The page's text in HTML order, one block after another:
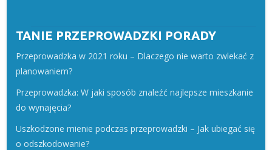
TANIE PRZEPROWADZKI PORADY
Przeprowadzka w 2021 roku – Dlaczego nie warto zwlekać z
planowaniem?
Przeprowadzka: W jaki sposób znaleźć najlepsze mieszkanie
do wynajęcia?
Uszkodzone mienie podczas przeprowadzki – Jak ubiegać się
o odszkodowanie?